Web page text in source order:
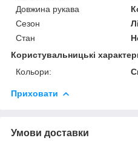
Довжина рукава
Сезон
Стан
Користувальницькі
Кольори:
Приховати
Умови доставки